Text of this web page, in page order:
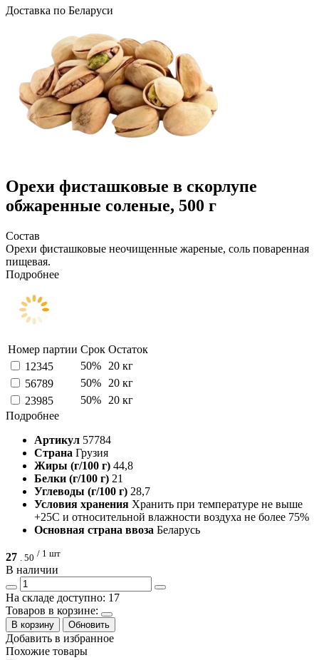
Доcтавка по Беларуси
Орехи фисташковые в скорлупе
обжаренные соленые, 500 г
Состав
Орехи фисташковые неочищенные жареные, соль поваренная
пищевая.
Подробнее
Номер партии Срок Остаток
12345
50%
20 кг
56789
50%
20 кг
23985
50%
20 кг
Подробнее
Артикул 57784
Страна Грузия
Жиры (г/100 г) 44,8
Белки (г/100 г) 21
Углеводы (г/100 г) 28,7
Условия хранения Хранить при температуре не выше
+25С и относительной влажности воздуха не более 75%
Основная страна ввоза Беларусь
27 . 50 / 1 шт
В наличии
На складе доступно: 17
Товаров в корзине:
В корзину Обновить
Добавить в избранное
Похожие товары